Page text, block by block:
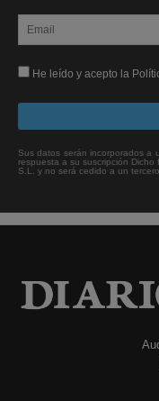
He leído y acepto la
Sus datos serán incorporados a
respuesta a su suscripción Dicho
S.L. y no será cedido a un